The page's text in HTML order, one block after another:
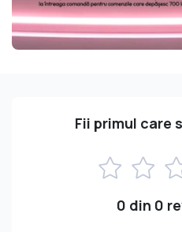
Fii primul care
0 din 0